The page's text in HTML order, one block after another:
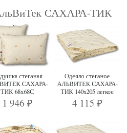
САХАРА-ТИК
стеганая
САХАРА-
ТИК 68х68С
1 946 ₽
Одеяло стеганое
АЛЬВИТЕК САХАРА-
ТИК 140x205 легкое
4 115 ₽